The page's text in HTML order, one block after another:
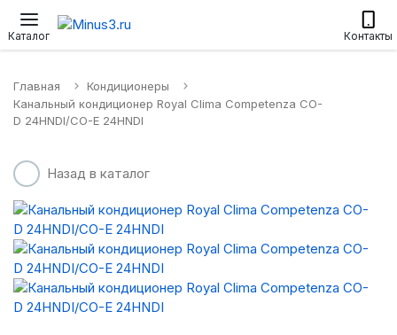
Каталог Контакты
Настенные сплит-системы
Главная
Кондиционеры
Канальный кондиционер Royal Clima Competenza CO-
D 24HNDI/CO-E 24HNDI
Назад в каталог